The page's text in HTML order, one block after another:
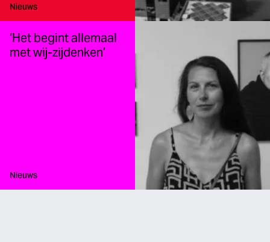
Type:
Nieuws
‘Het begint allemaal
met wij-zijdenken’
Type:
Nieuws